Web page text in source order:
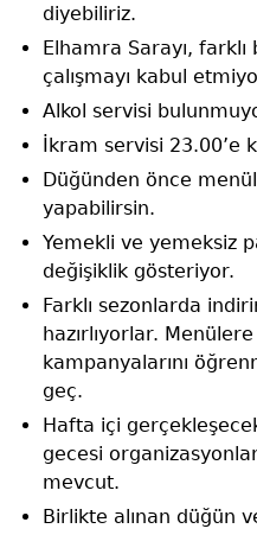
diyebiliriz.
Elhamra Sarayı,
çalışmayı kabul
Alkol servisi
İkram servisi 23.00’e
Düğünden önce
yapabilirsin.
Yemekli ve yemeksiz
değişiklik gösteriyor.
Farklı sezonlarda
hazırlıyorlar.
kampanyalarını
geç.
Hafta içi
gecesi
mevcut.
Birlikte alınan düğün